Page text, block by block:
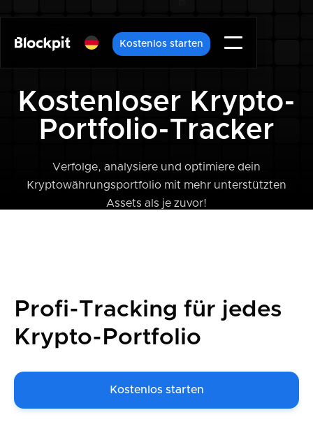
Kostenlos starten
Kostenloser Krypto-
Portfolio-Tracker
Verfolge, analysiere und optimiere dein
Kryptowährungsportfolio mit mehr unterstützten
Assets als je zuvor!
Profi-Tracking für jedes
Krypto-Portfolio
Kostenlos starten